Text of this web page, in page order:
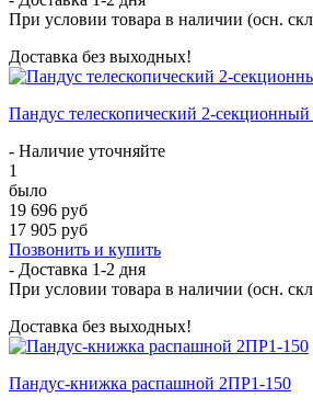
При условии товара в наличии (осн.
Доставка без выходных!
Пандус телескопический 2-
- Наличие уточняйте
1
было
19 696 руб
17 905 руб
Позвонить и купить
- Доставка 1-2 дня
При условии товара в наличии (осн.
Доставка без выходных!
Пандус-книжка распашной 2ПР1-150